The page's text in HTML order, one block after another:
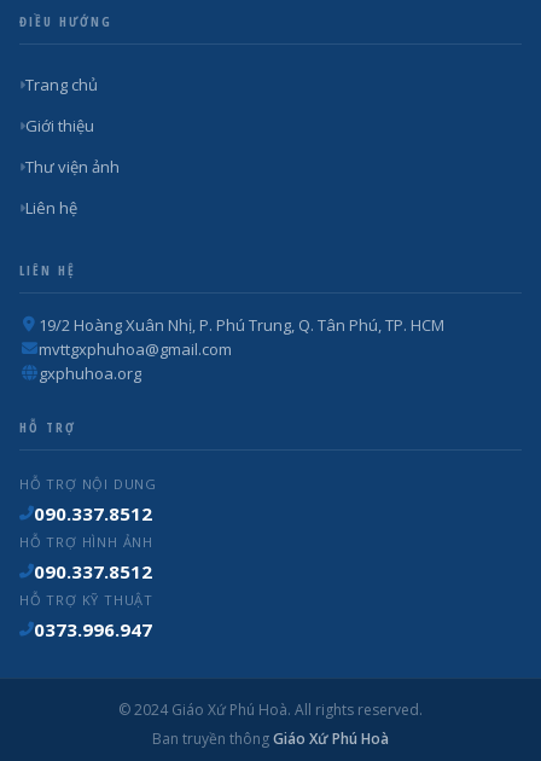
ĐIỀU HƯỚNG
Trang chủ
Giới thiệu
Thư viện ảnh
Liên hệ
LIÊN HỆ
19/2 Hoàng Xuân Nhị, P. Phú Trung, Q. Tân Phú, TP. HCM
mvttgxphuhoa@gmail.com
gxphuhoa.org
HỖ TRỢ
HỖ TRỢ NỘI DUNG
090.337.8512
HỖ TRỢ HÌNH ẢNH
090.337.8512
HỖ TRỢ KỸ THUẬT
0373.996.947
© 2024 Giáo Xứ Phú Hoà. All rights reserved.
Ban truyền thôngGiáo Xứ Phú Hoà